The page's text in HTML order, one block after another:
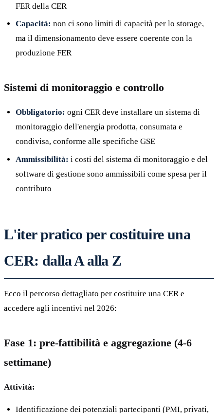
FER della CER
Capacità: non ci sono limiti di capacità per lo storage,
ma il dimensionamento deve essere coerente con la
produzione FER
Sistemi di monitoraggio e controllo
Obbligatorio: ogni CER deve installare un sistema di
monitoraggio dell'energia prodotta, consumata e
condivisa, conforme alle specifiche GSE
Ammissibilità: i costi del sistema di monitoraggio e del
software di gestione sono ammissibili come spesa per il
contributo
L'iter pratico per costituire una
CER: dalla A alla Z
Ecco il percorso dettagliato per costituire una CER e
accedere agli incentivi nel 2026:
Fase 1: pre-fattibilità e aggregazione (4-6
settimane)
Attività:
Identificazione dei potenziali partecipanti (PMI, privati,